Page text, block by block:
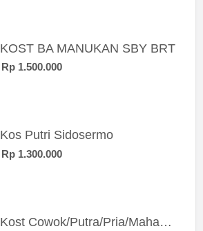
KOST BA MANUKAN SBY BRT
Rp 1.500.000
Kos Putri Sidosermo
Rp 1.300.000
Kost Cowok/Putra/Pria/Mahasiswa/Karyawan SIngle eksklusif bangunan baru